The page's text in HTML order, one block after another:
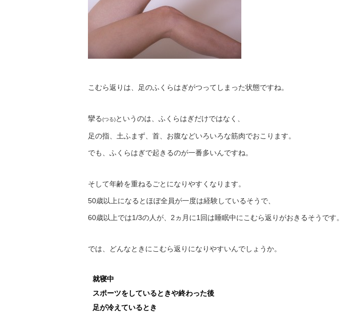
こむら返りは、足のふくらはぎがつってしまった状態ですね。
攣る(つる)というのは、ふくらはぎだけではなく、
足の指、土ふまず、首、お腹などいろいろな筋肉でおこります。
でも、ふくらはぎで起きるのが一番多いんですね。
そして年齢を重ねるごとになりやすくなります。
50歳以上になるとほぼ全員が一度は経験しているそうで、
60歳以上では1/3の人が、2ヵ月に1回は睡眠中にこむら返りがおきるそうです。
では、どんなときにこむら返りになりやすいんでしょうか。
就寝中
スポーツをしているときや終わった後
足が冷えているとき